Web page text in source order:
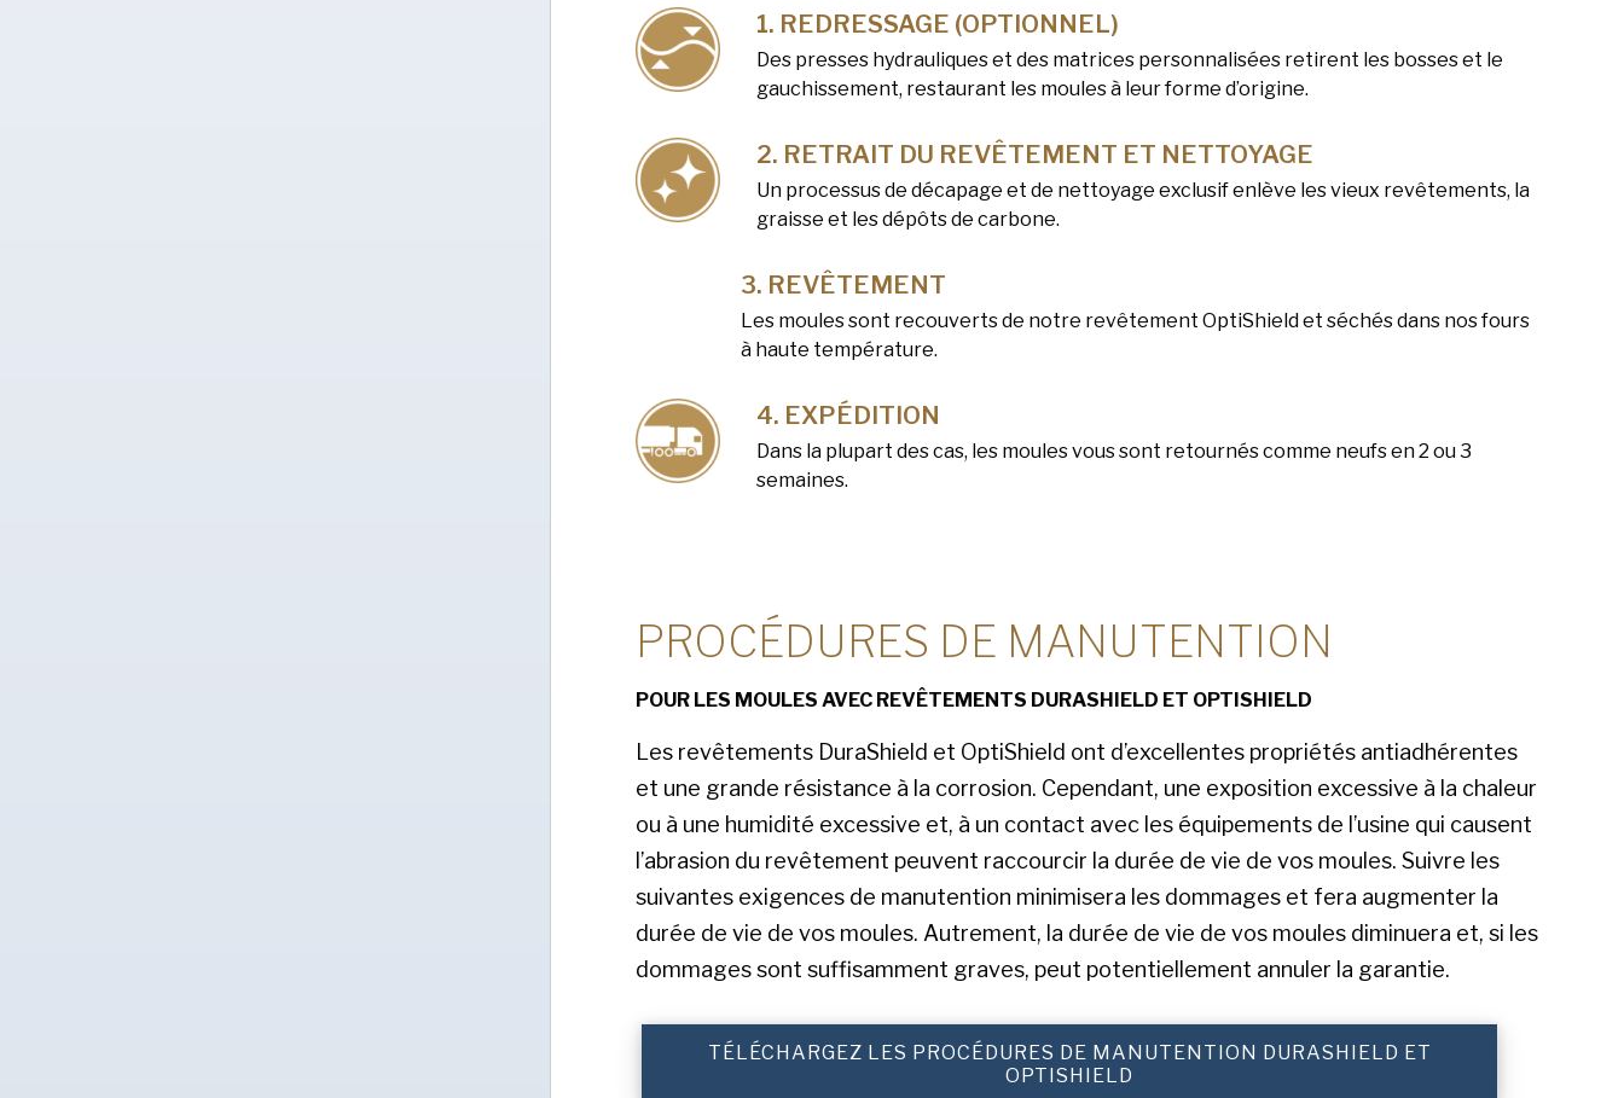
REDRESSAGE (OPTIONNEL)
Des presses hydrauliques et des matrices personnalisées retirent les bosses et le
gauchissement, restaurant les moules à leur forme d’origine.
RETRAIT DU REVÊTEMENT ET NETTOYAGE
Un processus de décapage et de nettoyage exclusif enlève les vieux revêtements, la
graisse et les dépôts de carbone.
REVÊTEMENT
Les moules sont recouverts de notre revêtement OptiShield et séchés dans nos fours
à haute température.
EXPÉDITION
Dans la plupart des cas, les moules vous sont retournés comme neufs en 2 ou 3
semaines.
PROCÉDURES DE MANUTENTION
POUR LES MOULES AVEC REVÊTEMENTS DURASHIELD ET OPTISHIELD
Les revêtements DuraShield et OptiShield ont d’excellentes propriétés antiadhérentes
et une grande résistance à la corrosion. Cependant, une exposition excessive à la chaleur
ou à une humidité excessive et, à un contact avec les équipements de l’usine qui causent
l’abrasion du revêtement peuvent raccourcir la durée de vie de vos moules. Suivre les
suivantes exigences de manutention minimisera les dommages et fera augmenter la
durée de vie de vos moules. Autrement, la durée de vie de vos moules diminuera et, si les
dommages sont suffisamment graves, peut potentiellement annuler la garantie.
TÉLÉCHARGEZ LES PROCÉDURES DE MANUTENTION DURASHIELD ET
OPTISHIELD